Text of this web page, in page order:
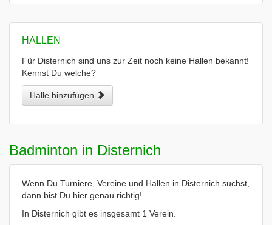
HALLEN
Für Disternich sind uns zur Zeit noch keine Hallen bekannt!
Kennst Du welche?
Halle hinzufügen
Badminton in Disternich
Wenn Du Turniere, Vereine und Hallen in Disternich suchst,
dann bist Du hier genau richtig!
In Disternich gibt es insgesamt 1 Verein.